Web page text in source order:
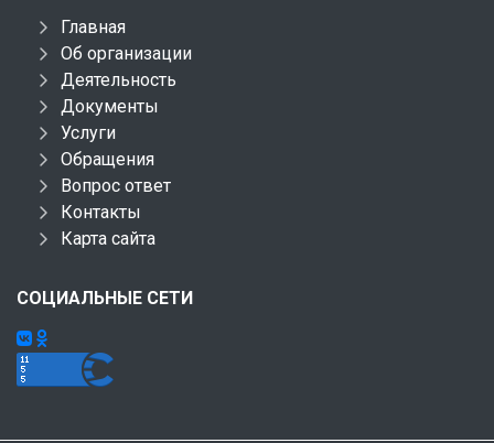
Главная
Об организации
Деятельность
Документы
Услуги
Обращения
Вопрос ответ
Контакты
Карта сайта
СОЦИАЛЬНЫЕ СЕТИ